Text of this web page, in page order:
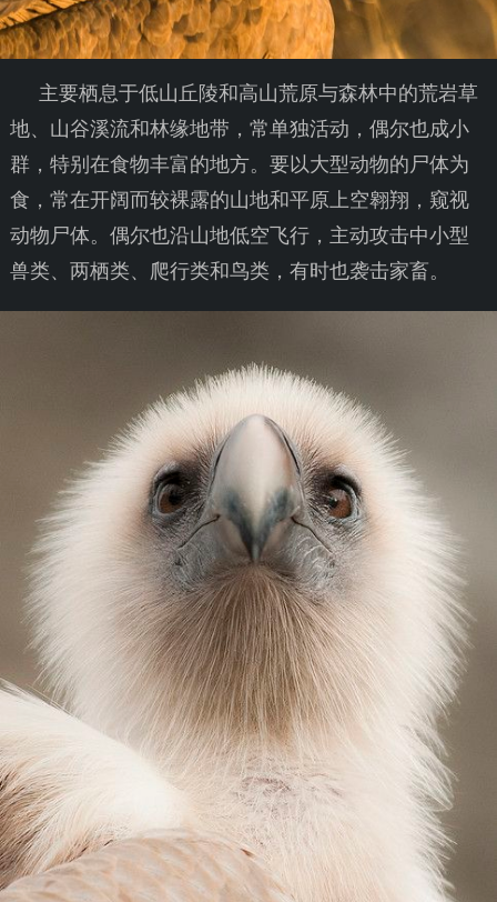
主要栖息于低山丘陵和高山荒原与森林中的荒岩草
地、山谷溪流和林缘地带，常单独活动，偶尔也成小
群，特别在食物丰富的地方。要以大型动物的尸体为
食，常在开阔而较裸露的山地和平原上空翱翔，窥视
动物尸体。偶尔也沿山地低空飞行，主动攻击中小型
兽类、两栖类、爬行类和鸟类，有时也袭击家畜。